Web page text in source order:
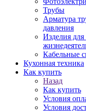
Трубы
Арматура
давления
Изделия для
Кабельные
Кухонная техника
Как купить
Назад
Как купить
Условия
Условия